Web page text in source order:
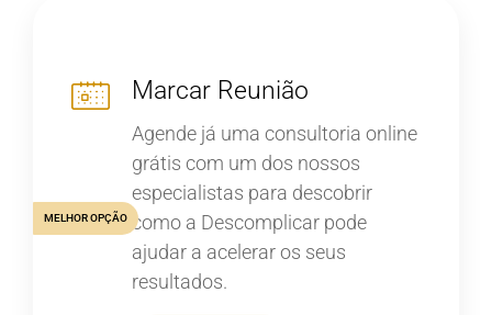
Marcar Reunião
Agende já uma consultoria online
grátis com um dos nossos
especialistas para descobrir
como a Descomplicar pode
ajudar a acelerar os seus
resultados.
MELHOR OPÇÃO